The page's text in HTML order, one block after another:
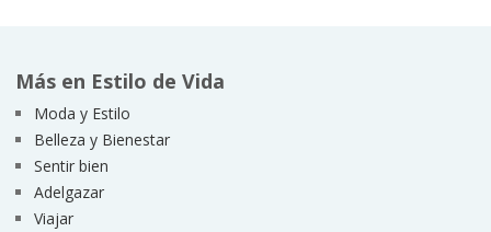
Más en Estilo de Vida
Moda y Estilo
Belleza y Bienestar
Sentir bien
Adelgazar
Viajar